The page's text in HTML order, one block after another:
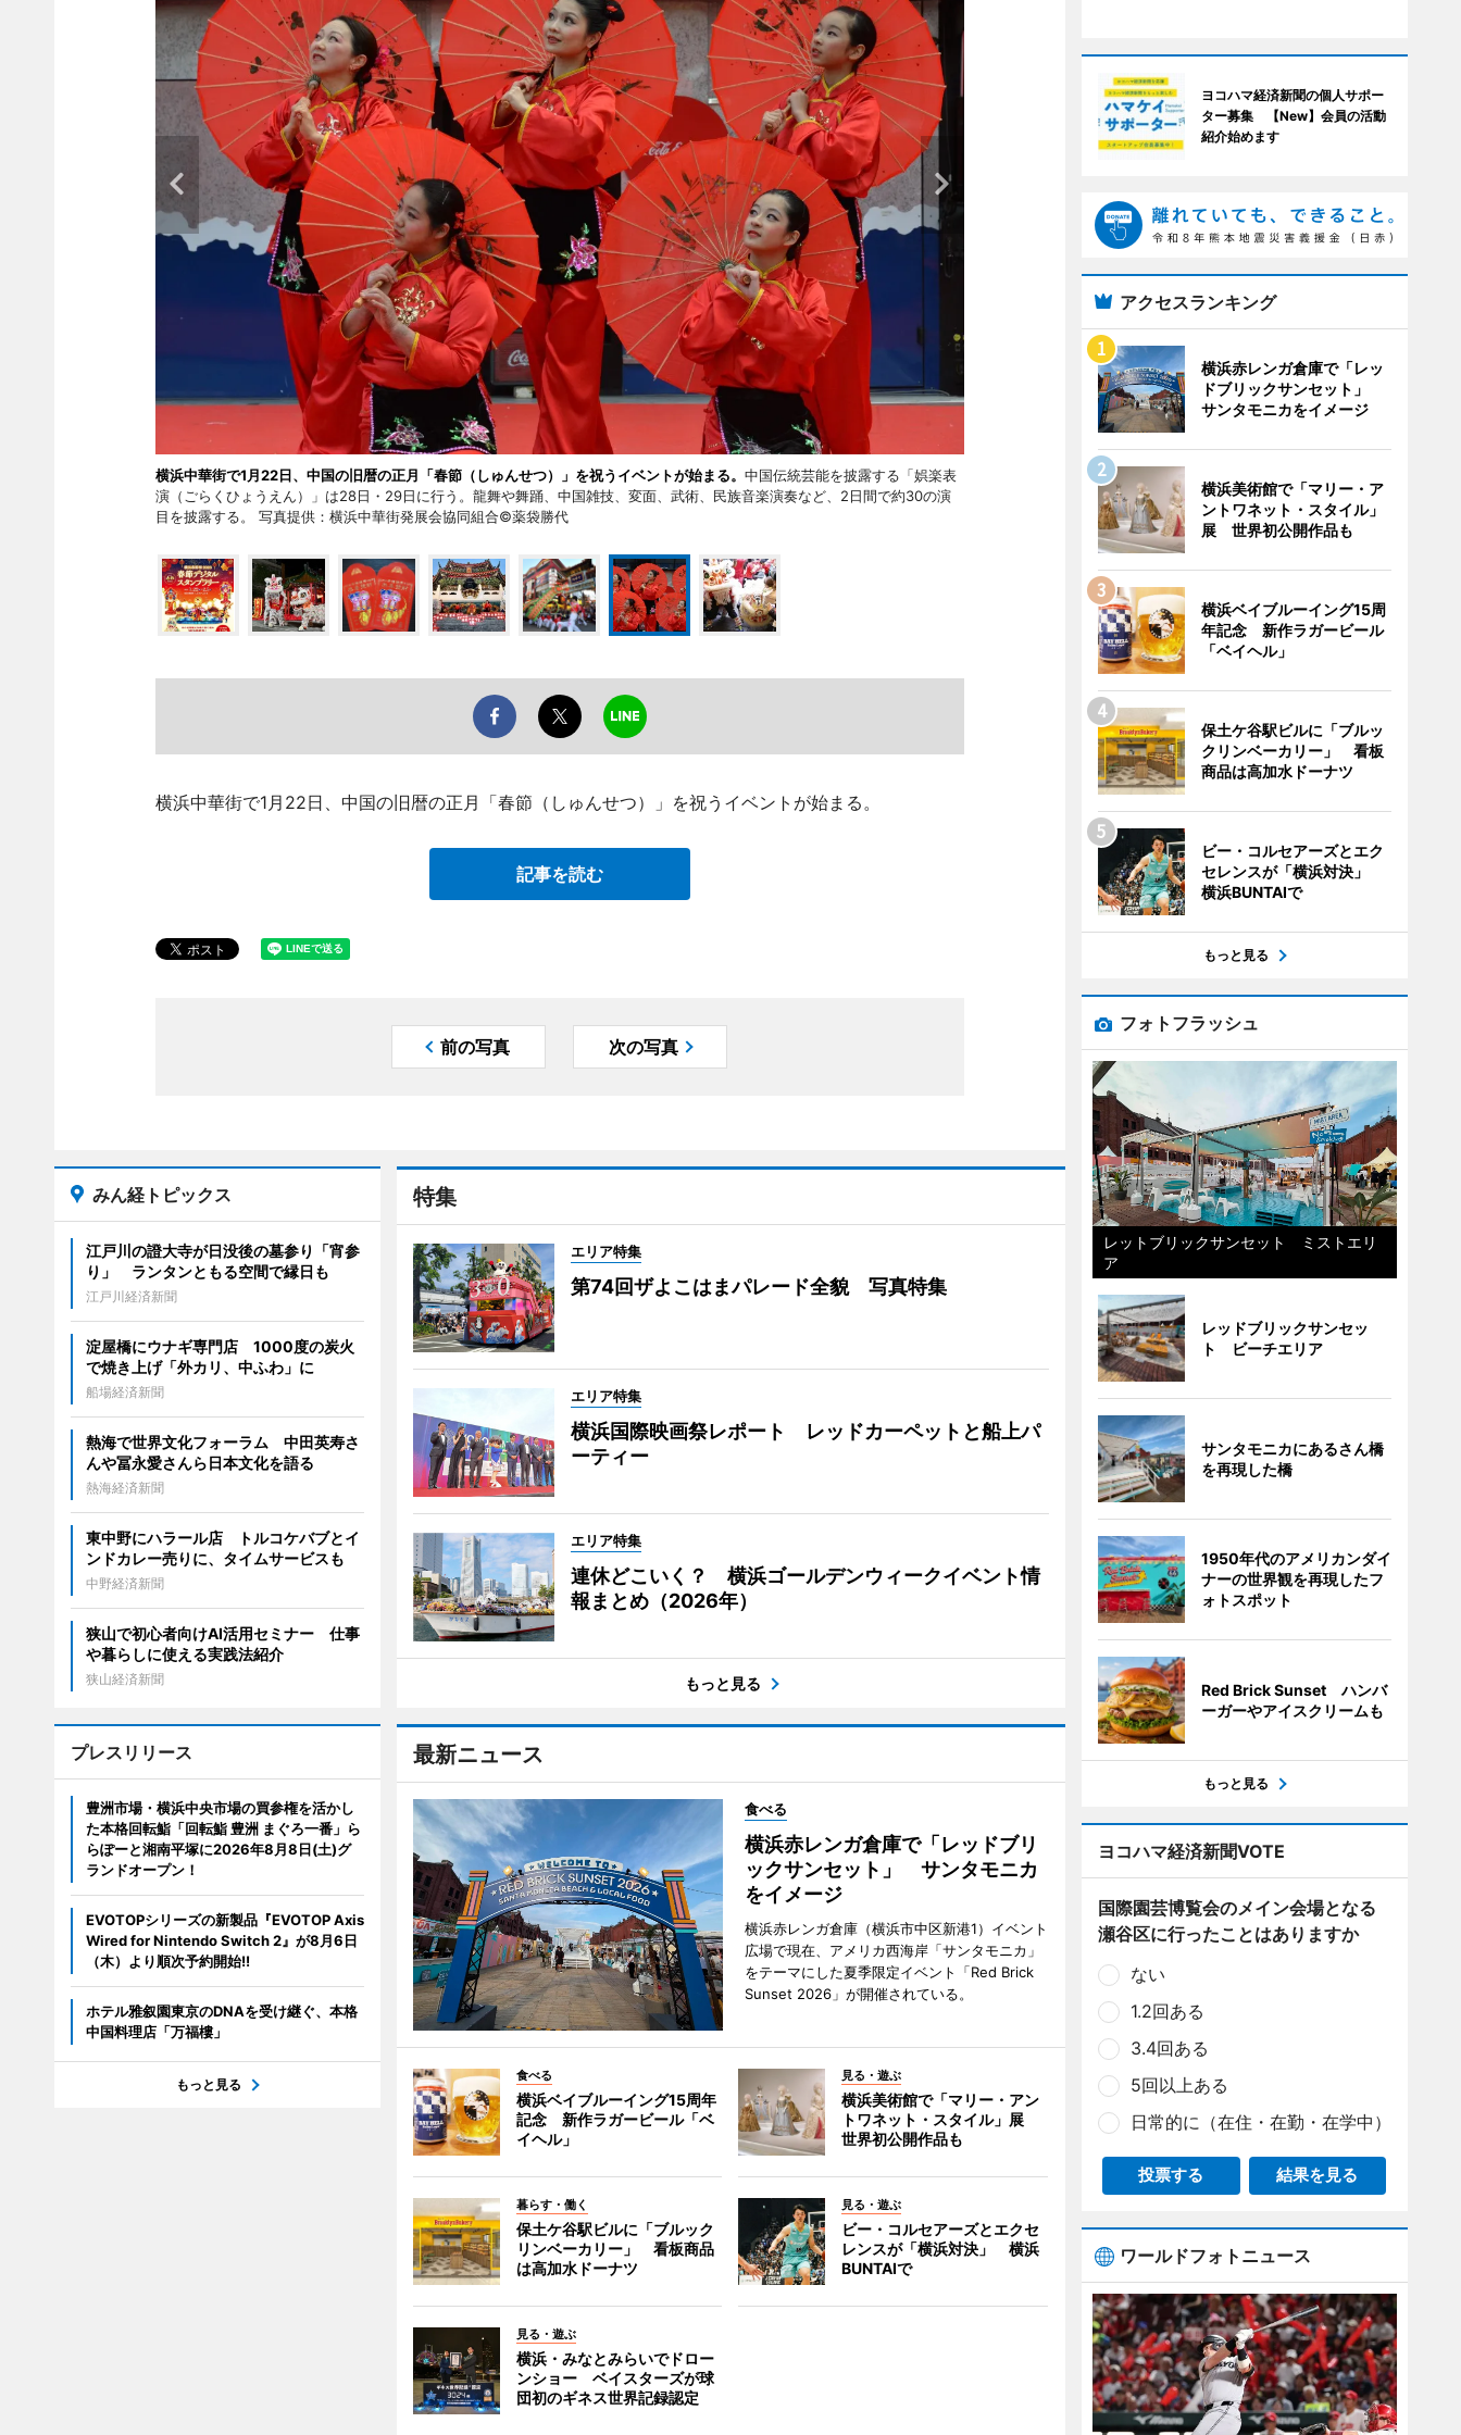
横浜中華街で1月22日、中国の旧暦の正月「春節（しゅんせつ）」を祝うイベントが始まる。 中国伝統芸能を披露する「娯楽表
演（ごらくひょうえん）」は28日・29日に行う。龍舞や舞踊、中国雑技、変面、武術、民族音楽演奏など、2日間で約30の演
目を披露する。 写真提供：横浜中華街発展会協同組合©薬袋勝代
横浜中華街で1月22日、中国の旧暦の正月「春節（しゅんせつ）」を祝うイベントが始まる。
記事を読む
前の写真 次の写真
特集
エリア特集
第74回ザよこはまパレード全貌 写真特集
エリア特集
横浜国際映画祭レポート レッドカーペットと船上パ
ーティー
エリア特集
連休どこいく？ 横浜ゴールデンウィークイベント情
報まとめ（2026年）
もっと見る
最新ニュース
食べる
横浜赤レンガ倉庫で「レッドブリ
ックサンセット」 サンタモニカ
をイメージ
横浜赤レンガ倉庫（横浜市中区新港1）イベント
広場で現在、アメリカ西海岸「サンタモニカ」
をテーマにした夏季限定イベント「Red Brick
Sunset 2026」が開催されている。
食べる
横浜ベイブルーイング15周年
記念 新作ラガービール「ベ
イヘル」
見る・遊ぶ
横浜美術館で「マリー・アン
トワネット・スタイル」展
世界初公開作品も
暮らす・働く
保土ケ谷駅ビルに「ブルック
リンベーカリー」 看板商品
は高加水ドーナツ
見る・遊ぶ
ビー・コルセアーズとエクセ
レンスが「横浜対決」 横浜
BUNTAIで
見る・遊ぶ
横浜・みなとみらいでドロー
ンショー ベイスターズが球
団初のギネス世界記録認定
みん経トピックス
江戸川の證大寺が日没後の墓参り「宵参
り」 ランタンともる空間で縁日も
江戸川経済新聞
淀屋橋にウナギ専門店 1000度の炭火
で焼き上げ「外カリ、中ふわ」に
船場経済新聞
熱海で世界文化フォーラム 中田英寿さ
んや冨永愛さんら日本文化を語る
熱海経済新聞
東中野にハラール店 トルコケバブとイ
ンドカレー売りに、タイムサービスも
中野経済新聞
狭山で初心者向けAI活用セミナー 仕事
や暮らしに使える実践法紹介
狭山経済新聞
プレスリリース
豊洲市場・横浜中央市場の買参権を活かし
た本格回転鮨「回転鮨 豊洲 まぐろ一番」ら
らぽーと湘南平塚に2026年8月8日(土)グ
ランドオープン！
EVOTOPシリーズの新製品『EVOTOP Axis
Wired for Nintendo Switch 2』が8月6日
（木）より順次予約開始!!
ホテル雅叙園東京のDNAを受け継ぐ、本格
中国料理店「万福樓」
もっと見る
ヨコハマ経済新聞の個人サポー
ター募集 【New】会員の活動
紹介始めます
アクセスランキング
横浜赤レンガ倉庫で「レッ
ドブリックサンセット」
サンタモニカをイメージ
横浜美術館で「マリー・ア
ントワネット・スタイル」
展 世界初公開作品も
横浜ベイブルーイング15周
年記念 新作ラガービール
「ベイヘル」
保土ケ谷駅ビルに「ブルッ
クリンベーカリー」 看板
商品は高加水ドーナツ
ビー・コルセアーズとエク
セレンスが「横浜対決」
横浜BUNTAIで
もっと見る
フォトフラッシュ
レットブリックサンセット ミストエリ
ア
レッドブリックサンセッ
ト ビーチエリア
サンタモニカにあるさん橋
を再現した橋
1950年代のアメリカンダイ
ナーの世界観を再現したフ
ォトスポット
Red Brick Sunset ハンバ
ーガーやアイスクリームも
もっと見る
ヨコハマ経済新聞VOTE
国際園芸博覧会のメイン会場となる
瀬谷区に行ったことはありますか
ない
1.2回ある
3.4回ある
5回以上ある
日常的に（在住・在勤・在学中）
投票する 結果を見る
ワールドフォトニュース